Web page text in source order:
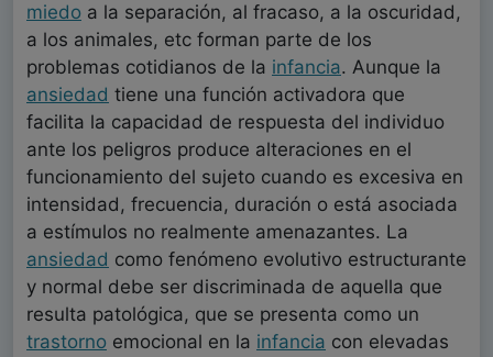
miedo a la separación, al fracaso, a la oscuridad,
a los animales, etc forman parte de los
problemas cotidianos de la infancia. Aunque la
ansiedad tiene una función activadora que
facilita la capacidad de respuesta del individuo
ante los peligros produce alteraciones en el
funcionamiento del sujeto cuando es excesiva en
intensidad, frecuencia, duración o está asociada
a estímulos no realmente amenazantes. La
ansiedad como fenómeno evolutivo estructurante
y normal debe ser discriminada de aquella que
resulta patológica, que se presenta como un
trastorno emocional en la infancia con elevadas